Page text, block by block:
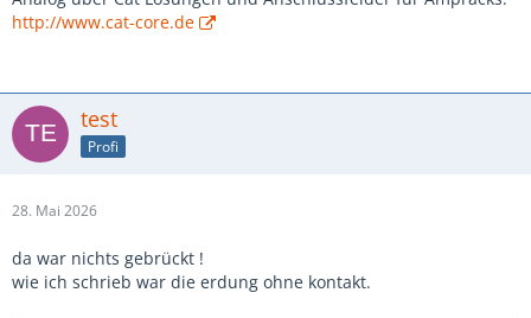
http://www.cat-core.de
test
Profi
28. Mai 2026
da war nichts gebrückt !
wie ich schrieb war die erdung ohne kontakt.